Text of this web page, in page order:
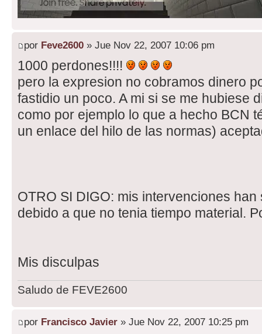
por Feve2600 » Jue Nov 22, 2007 10:06 pm
1000 perdones!!!!
pero la expresion no cobramos dinero
fastidio un poco. A mi si se me hubiese
como por ejemplo lo que a hecho BCN
un enlace del hilo de las normas)
OTRO SI DIGO: mis intervenciones
debido a que no tenia tiempo material.
Mis disculpas
Saludo de FEVE2600
por Francisco Javier » Jue Nov 22, 2007 10:25 pm